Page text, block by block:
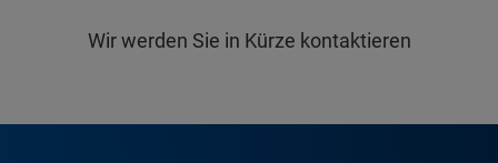
Wir werden Sie in Kürze kontaktieren